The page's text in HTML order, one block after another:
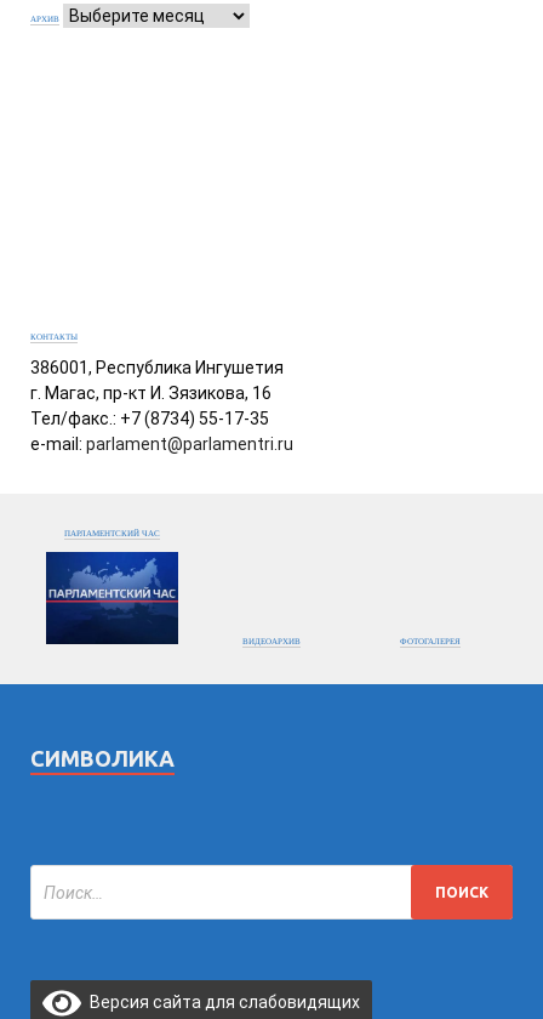
АРХИВ
КОНТАКТЫ
386001, Республика Ингушетия
г. Магас, пр-кт И. Зязикова, 16
Тел/факс.: +7 (8734) 55-17-35
e-mail: parlament@parlamentri.ru
ПАРЛАМЕНТСКИЙ ЧАС
ВИДЕОАРХИВ ФОТОГАЛЕРЕЯ
СИМВОЛИКА
Версия сайта для слабовидящих